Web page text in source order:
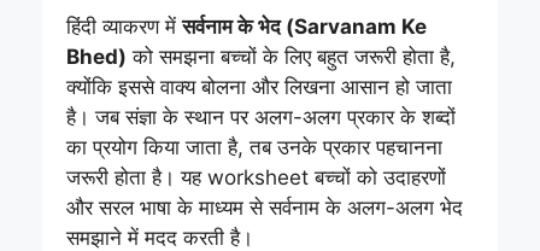
हिंदी व्याकरण मेंसर्वनाम के भेद (Sarvanam Ke
Bhed) को समझना बच्चों के लिए बहुत जरूरी होता है,
क्योंकि इससे वाक्य बोलना और लिखना आसान हो जाता
है। जब संज्ञा के स्थान पर अलग-अलग प्रकार के शब्दों
का प्रयोग किया जाता है, तब उनके प्रकार पहचानना
जरूरी होता है। यह worksheet बच्चों को उदाहरणों
और सरल भाषा के माध्यम से सर्वनाम के अलग-अलग भेद
समझाने में मदद करती है।